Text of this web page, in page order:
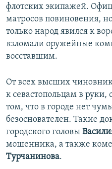
флотских экипажей.
матросов повиновения,
только народ явился к
взломали оружейные
восставшим.
От всех высших
к севастопольцам в руки,
том, что в городе нет
безоснователен. Такие
городского головы
мошенника, а также
Турчанинова.